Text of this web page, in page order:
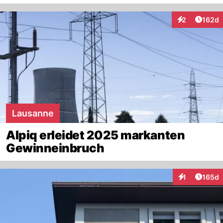
2
Interaktionen
162d
Lausanne
Alpiq erleidet 2025 markanten
Gewinneinbruch
1
Interaktionen
165d